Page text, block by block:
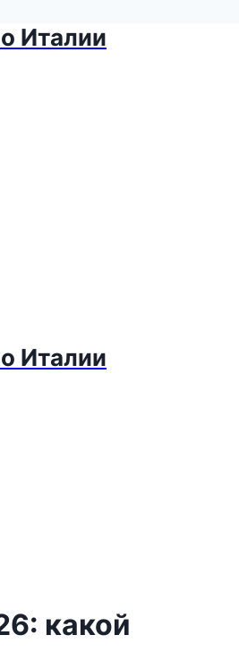
Италии
Италии
какой